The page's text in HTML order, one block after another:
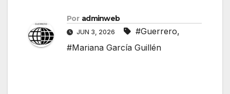
Por adminweb
JUN 3, 2026 #Guerrero,
#Mariana García Guillén